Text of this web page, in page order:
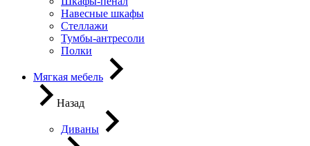
Навесные шкафы
Стеллажи
Тумбы-антресоли
Полки
Мягкая мебель
Назад
Диваны